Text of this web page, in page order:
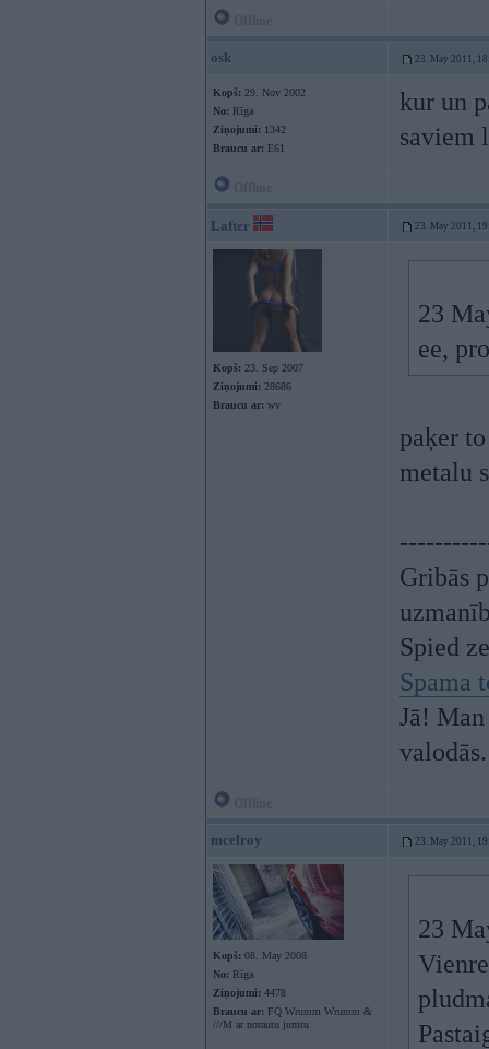
osk 23. May 2011,
Kopš: 29. Nov 2002
No: Rīga
Ziņojumi: 1342
Braucu ar: E61
kur un
saviem
Lafter 23. May 2011,
Kopš: 23. Sep 2007
Ziņojumi: 28686
Braucu ar: wv
23
ee,
paķer
metalu
Gribās
Spied
Spama
Jā!
valodās.
mcelroy 23. May 2011,
Kopš: 08. May 2008
No: Rīga
Ziņojumi: 4478
Braucu ar: FQ Wrumm Wrumm &
///M ar norautu jumtu
23